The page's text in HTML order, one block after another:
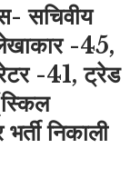
सचिवीय
-45,
-41, ट्रेड
निकाली